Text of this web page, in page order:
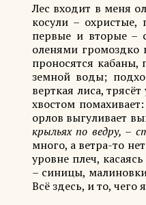
Лес входит в меня
косули – охристые,
первые и вторые –
оленями громоздко
проносятся кабаны,
земной воды;
верткая лиса,
хвостом
орлов выгуливает
крыльях по ведру, –
много, а ветра-то
уровне плеч,
– синицы,
Всё здесь, и то, чего